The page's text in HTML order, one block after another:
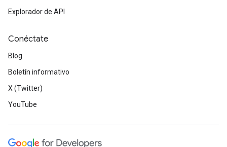
Explorador de API
Conéctate
Blog
Boletín informativo
X (Twitter)
YouTube